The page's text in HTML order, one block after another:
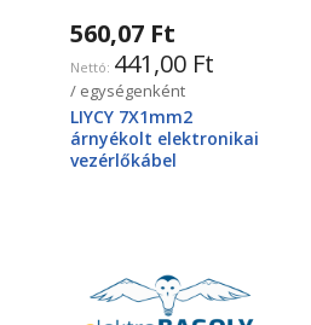
560,07 Ft
441,00 Ft
/ egységenként
LIYCY 7X1mm2
árnyékolt elektronikai
vezérlőkábel